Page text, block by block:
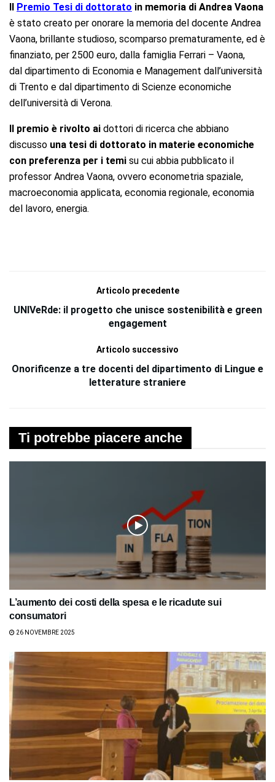
Il Premio Tesi di dottorato in memoria di Andrea Vaona
è stato creato per onorare la memoria del docente Andrea
Vaona, brillante studioso, scomparso prematuramente, ed è
finanziato, per 2500 euro, dalla famiglia Ferrari – Vaona,
dal dipartimento di Economia e Management dall’università
di Trento e dal dipartimento di Scienze economiche
dell’università di Verona.
Il premio è rivolto ai dottori di ricerca che abbiano
discusso una tesi di dottorato in materie economiche
con preferenza per i temi su cui abbia pubblicato il
professor Andrea Vaona, ovvero econometria spaziale,
macroeconomia applicata, economia regionale, economia
del lavoro, energia.
Articolo precedente
UNIVeRde: il progetto che unisce sostenibilità e green
engagement
Articolo successivo
Onorificenze a tre docenti del dipartimento di Lingue e
letterature straniere
Ti potrebbe piacere anche
L’aumento dei costi della spesa e le ricadute sui
consumatori
26 NOVEMBRE 2025